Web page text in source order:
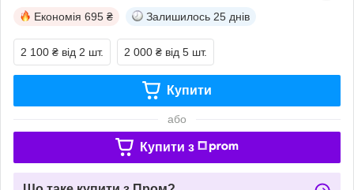
Економія 695 ₴ Залишилось 25 днів
2 100 ₴ від 2 шт. 2 000 ₴ від 5 шт.
Купити
або
Купити з